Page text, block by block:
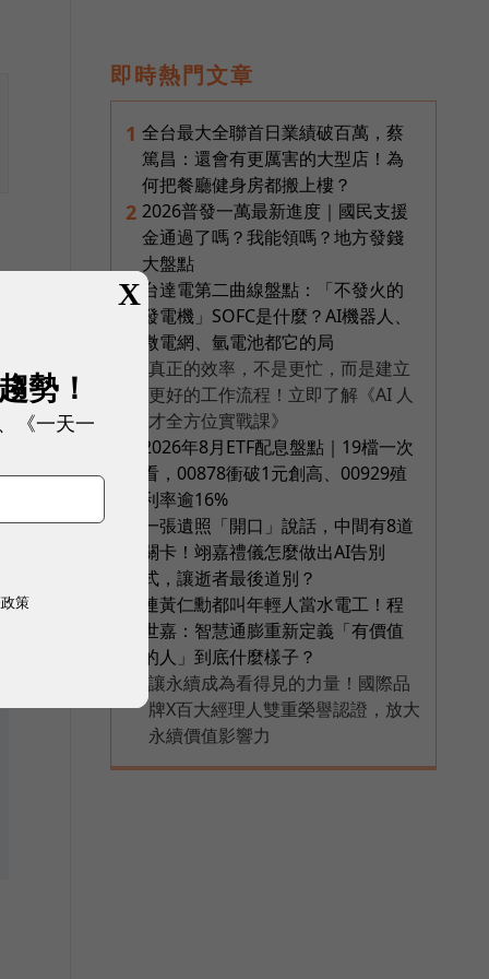
即時熱門文章
1 全台最大全聯首日業績破百萬，蔡
篤昌：還會有更厲害的大型店！為
何把餐廳健身房都搬上樓？
2 2026普發一萬最新進度｜國民支援
金通過了嗎？我能領嗎？地方發錢
大盤點
3 台達電第二曲線盤點：「不發火的
發電機」SOFC是什麼？AI機器人、
微電網、氫電池都它的局
真正的效率，不是更忙，而是建立
更好的工作流程！立即了解《AI 人
才全方位實戰課》
2026年8月ETF配息盤點｜19檔一次
看，00878衝破1元創高、00929殖
利率逾16%
一張遺照「開口」說話，中間有8道
關卡！翊嘉禮儀怎麼做出AI告別
式，讓逝者最後道別？
連黃仁勳都叫年輕人當水電工！程
世嘉：智慧通膨重新定義「有價值
的人」到底什麼樣子？
讓永續成為看得見的力量！國際品
牌X百大經理人雙重榮譽認證，放大
永續價值影響力
X
勢！
《一天一
策